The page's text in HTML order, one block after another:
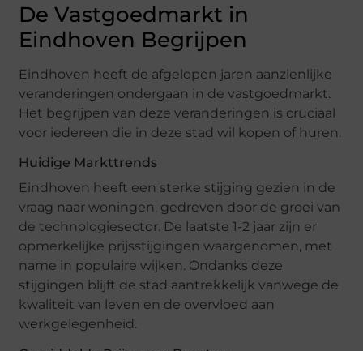
De Vastgoedmarkt in
Eindhoven Begrijpen
Eindhoven heeft de afgelopen jaren aanzienlijke
veranderingen ondergaan in de vastgoedmarkt.
Het begrijpen van deze veranderingen is cruciaal
voor iedereen die in deze stad wil kopen of huren.
Huidige Markttrends
Eindhoven heeft een sterke stijging gezien in de
vraag naar woningen, gedreven door de groei van
de technologiesector. De laatste 1-2 jaar zijn er
opmerkelijke prijsstijgingen waargenomen, met
name in populaire wijken. Ondanks deze
stijgingen blijft de stad aantrekkelijk vanwege de
kwaliteit van leven en de overvloed aan
werkgelegenheid.